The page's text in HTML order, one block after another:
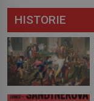
HISTORIE